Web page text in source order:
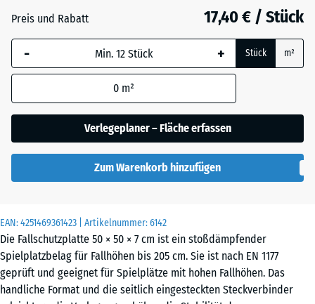
EAN:4251469361423 | Artikelnummer:6142
Die Fallschutzplatte 50 × 50 × 7 cm ist ein stoßdämpfender
Spielplatzbelag für Fallhöhen bis 205 cm. Sie ist nach EN 1177
geprüft und geeignet für Spielplätze mit hohen Fallhöhen. Das
handliche Format und die seitlich eingesteckten Steckverbinder
Lindgrün
Tomatenrot - 0,50 €
Preis und Rabatt 17,40 € / Stück
- + Stück m²
0 m²
Verlegeplaner – Fläche erfassen
Zum Warenkorb hinzufügen